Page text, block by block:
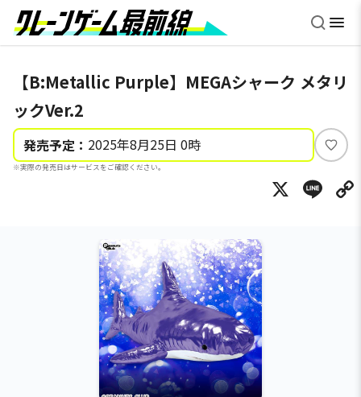
【B:Metallic Purple】MEGAシャーク メタリ
ックVer.2
発売予定： 2025年8月25日 0時
※実際の発売日はサービスをご確認ください。
い
ね
X